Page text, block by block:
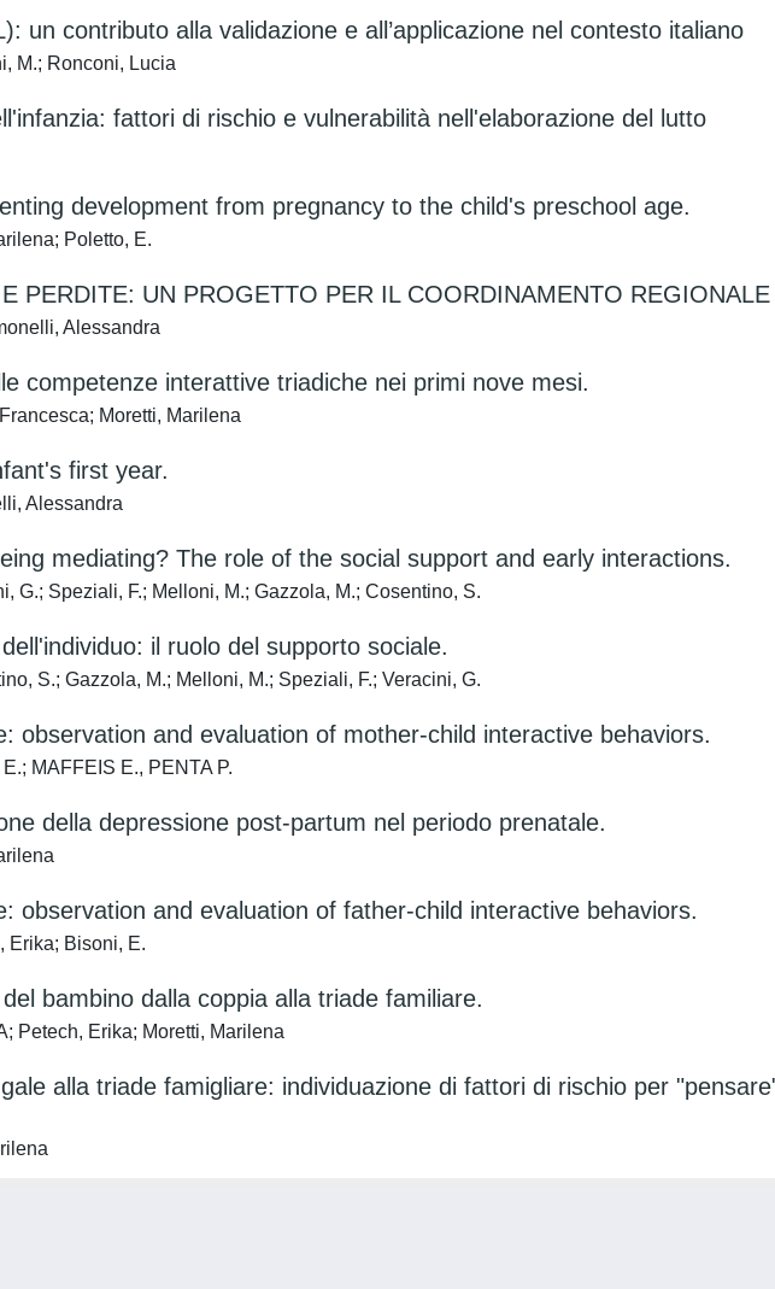
un contributo alla validazione e all’applicazione nel contesto italiano
M.; Ronconi, Lucia
fattori di rischio e vulnerabilità nell'elaborazione del lutto
development from pregnancy to the child's preschool age.
Poletto, E.
PERDITE: UN PROGETTO PER IL COORDINAMENTO
Alessandra
competenze interattive triadiche nei primi nove mesi.
Moretti, Marilena
first year.
Alessandra
mediating? The role of the social support and early interactions.
G.; Speziali, F.; Melloni, M.; Gazzola, M.; Cosentino, S.
il ruolo del supporto sociale.
S.; Gazzola, M.; Melloni, M.; Speziali, F.; Veracini, G.
observation and evaluation of mother-child interactive behaviors.
MAFFEIS E., PENTA P.
della depressione post-partum nel periodo prenatale.
observation and evaluation of father-child interactive behaviors.
Erika; Bisoni, E.
bambino dalla coppia alla triade familiare.
Petech, Erika; Moretti, Marilena
alla triade famigliare: individuazione di fattori di rischio per